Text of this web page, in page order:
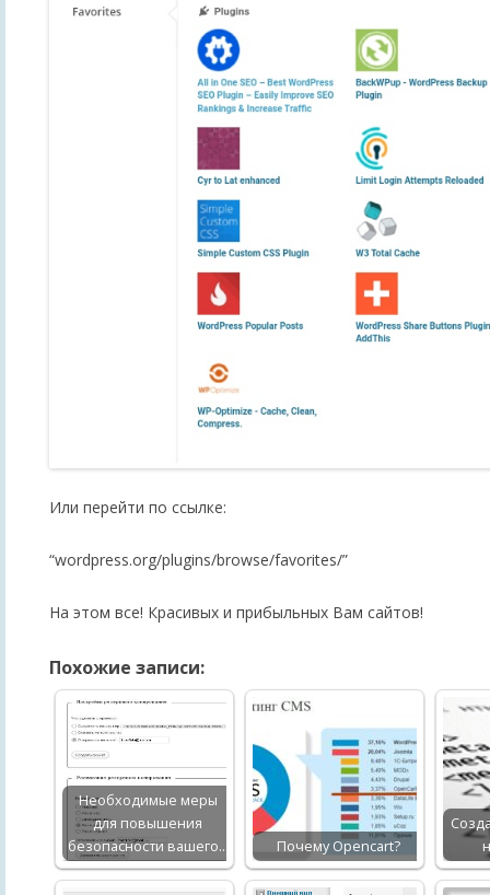
Или перейти по ссылке:
“wordpress.org/plugins/browse/favorites/”
На этом все! Красивых и прибыльных Вам сайтов!
Похожие записи:
Необходимые меры
для повышения
безопасности вашего…
Почему Opencart?